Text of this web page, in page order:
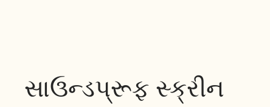
સાઉન્ડપ્રૂફ સ્ક્રીન